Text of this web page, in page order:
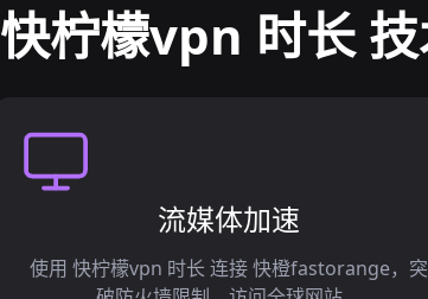
快柠檬vpn 时长
流媒体加速
使用 快柠檬vpn 时长 连接 快橙fastorange，突